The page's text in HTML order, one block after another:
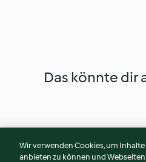
Das könnte dir
Wir verwenden Cookies, um
anbieten zu können und